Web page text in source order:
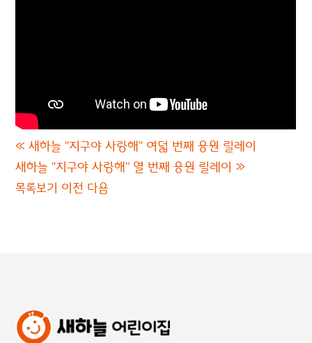
« 새하늘 "지구야 사랑해" 여덟 번째 응원 릴레이
새하늘 "지구야 사랑해" 열 번째 응원 릴레이 »
목록보기 이전 다음